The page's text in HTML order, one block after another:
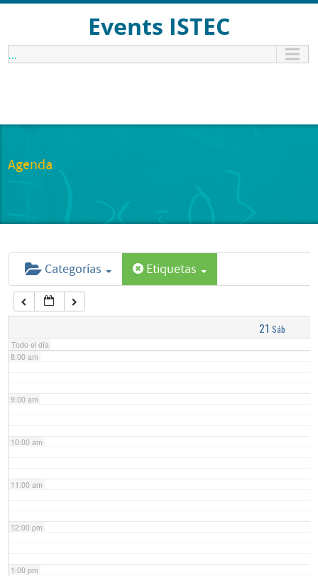
Events ISTEC
...
Agenda
Categorías Etiquetas
21 Sáb
Todo el día
1:00 am
6:00 am
7:00 am
8:00 am
9:00 am
10:00 am
11:00 am
12:00 pm
1:00 pm